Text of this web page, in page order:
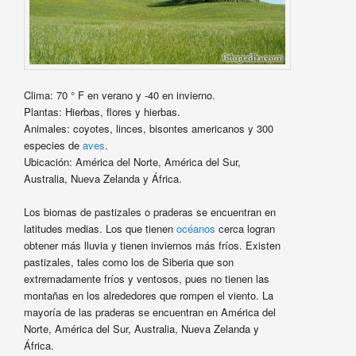
Clima: 70 ° F en verano y -40 en invierno.
Plantas: Hierbas, flores y hierbas.
Animales: coyotes, linces, bisontes americanos y 300
especies de aves.
Ubicación: América del Norte, América del Sur,
Australia, Nueva Zelanda y África.
Los biomas de pastizales o praderas se encuentran en
latitudes medias. Los que tienen océanos cerca logran
obtener más lluvia y tienen inviernos más fríos. Existen
pastizales, tales como los de Siberia que son
extremadamente fríos y ventosos, pues no tienen las
montañas en los alrededores que rompen el viento. La
mayoría de las praderas se encuentran en América del
Norte, América del Sur, Australia, Nueva Zelanda y
África.